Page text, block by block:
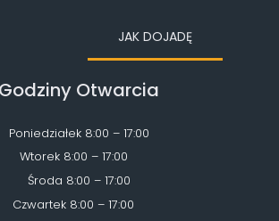
JAK DOJADĘ
Godziny Otwarcia
Poniedziałek 8:00 – 17:00
Wtorek 8:00 – 17:00
Środa 8:00 – 17:00
Czwartek 8:00 – 17:00